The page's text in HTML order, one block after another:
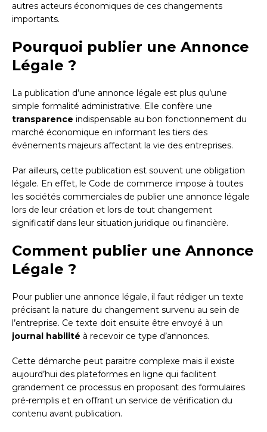
autres acteurs économiques de ces changements
importants.
Pourquoi publier une Annonce
Légale ?
La publication d’une annonce légale est plus qu’une
simple formalité administrative. Elle confère une
transparence indispensable au bon fonctionnement du
marché économique en informant les tiers des
événements majeurs affectant la vie des entreprises.
Par ailleurs, cette publication est souvent une obligation
légale. En effet, le Code de commerce impose à toutes
les sociétés commerciales de publier une annonce légale
lors de leur création et lors de tout changement
significatif dans leur situation juridique ou financière.
Comment publier une Annonce
Légale ?
Pour publier une annonce légale, il faut rédiger un texte
précisant la nature du changement survenu au sein de
l’entreprise. Ce texte doit ensuite être envoyé à un
journal habilité à recevoir ce type d’annonces.
Cette démarche peut paraitre complexe mais il existe
aujourd’hui des plateformes en ligne qui facilitent
grandement ce processus en proposant des formulaires
pré-remplis et en offrant un service de vérification du
contenu avant publication.